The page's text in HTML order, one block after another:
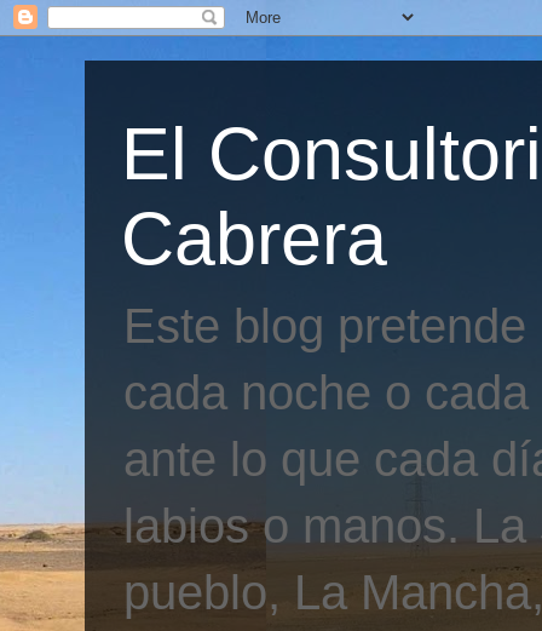
El
Cabrera
Este blog
cada noche o
ante lo que cada
labios o manos.
pueblo, La